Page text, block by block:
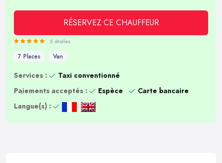
RÉSERVEZ CE CHAUFFEUR
5 étoiles
7 Places Van
Services :
Taxi conventionné
Paiements acceptés :
Espèce
Carte bancaire
Langue(s) :